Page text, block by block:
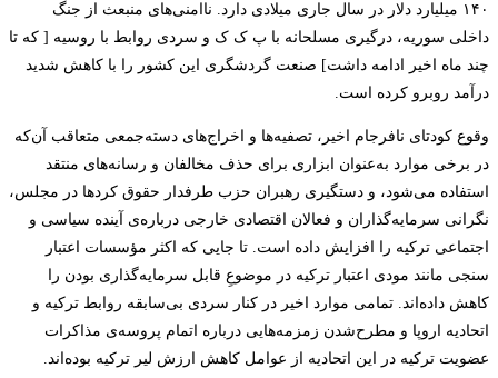
۱۴۰ میلیارد دلار در سال جاری میلادی دارد. ناامنی‌های منبعث از جنگ
داخلی سوریه، درگیری مسلحانه با پ ک ک و سردی روابط با روسیه [ که تا
چند ماه اخیر ادامه داشت] صنعت گردشگری این کشور را با کاهش شدید
درآمد روبرو کرده است.
وقوع کودتای نافرجام اخیر، تصفیه‌ها و اخراج‌های دسته‌جمعی متعاقب آن‌که
در برخی موارد به‌عنوان ابزاری برای حذف مخالفان و رسانه‌های منتقد
استفاده می‌شود، و دستگیری رهبران حزب طرفدار حقوق کردها در مجلس،
نگرانی سرمایه‌گذاران و فعالان اقتصادی خارجی درباره‌ی آینده سیاسی و
اجتماعی ترکیه را افزایش داده است. تا جایی که اکثر مؤسسات اعتبار
سنجی مانند مودی اعتبار ترکیه در موضوعِ قابل سرمایه‌گذاری بودن را
کاهش داده‌اند. تمامی موارد اخیر در کنار سردی بی‌سابقه روابط ترکیه و
اتحادیه اروپا و مطرح‌شدن زمزمه‌هایی درباره اتمام پروسه‌ی مذاکرات
عضویت ترکیه در این اتحادیه از عوامل کاهش ارزش لیر ترکیه بوده‌اند.